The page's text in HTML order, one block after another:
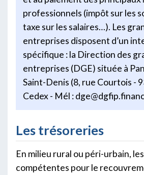
professionnels (impôt sur les
taxe sur les salaires…). Les
entreprises disposent d’un
spécifique : la Direction des
entreprises (DGE) située à
Saint-Denis (8, rue Courtois -
Cedex - Mél :
Les trésoreries
En milieu rural ou péri-urbain,
compétentes pour le